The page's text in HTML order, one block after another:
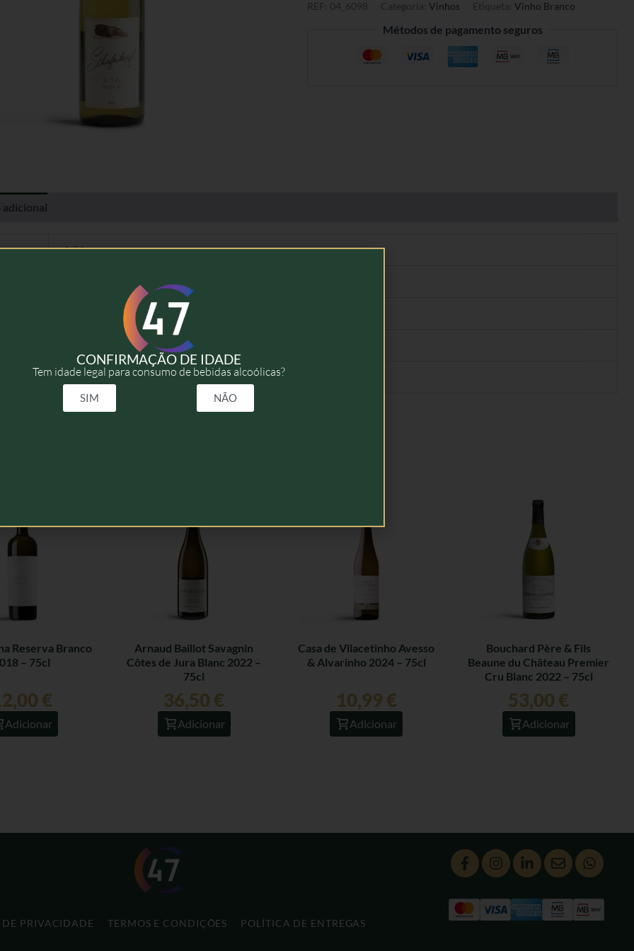
REF: 04_6098 Categoria:Vinhos Etiqueta:Vinho Branco
Métodos de pagamento seguros
1,5 kg
Domaine Schieferkopf, Maison M. Chapoutier
Vinho Branco
75cl
Reserva Branco
– 75cl
€
Adicionar
Arnaud Baillot Savagnin
Côtes de Jura Blanc 2022 –
75cl
36,50 €
Adicionar
Casa de Vilacetinho Avesso
& Alvarinho 2024 – 75cl
10,99 €
Adicionar
Bouchard Père & Fils
Beaune du Château Premier
Cru Blanc 2022 – 75cl
53,00 €
Adicionar
PRIVACIDADE TERMOS E CONDIÇÕES POLÍTICA DE ENTREGAS
CONFIRMAÇÃO DE IDADE
Tem idade legal para consumo de bebidas alcoólicas?
SIM NÃO